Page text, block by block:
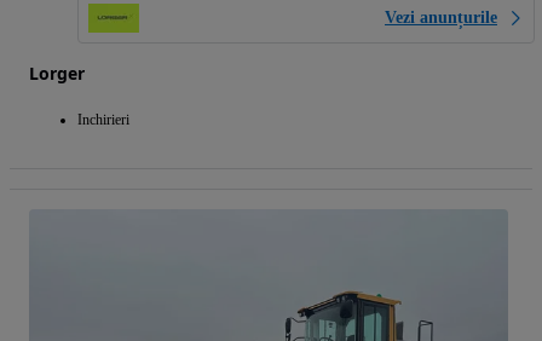
Vezi anunțurile
Lorger
Inchirieri